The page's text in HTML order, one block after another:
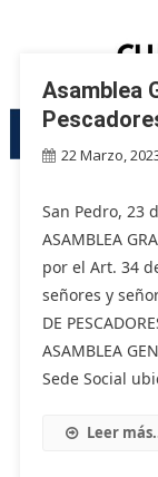
Asamblea
22 Marzo,
San Pedro, 23
ASAMBLEA
por el Art. 34
señores y
DE
ASAMBLEA
Sede Social
Leer